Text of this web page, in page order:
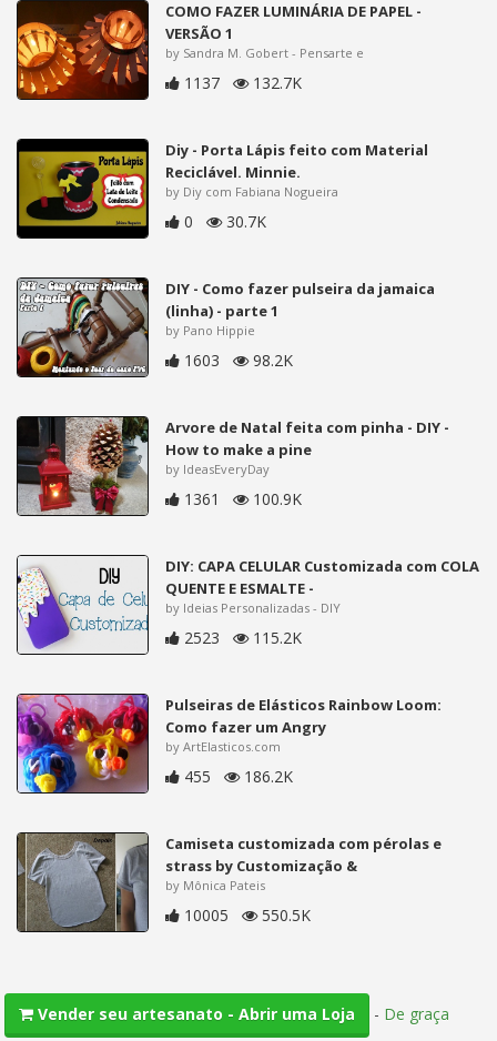
COMO FAZER LUMINÁRIA DE PAPEL -
VERSÃO 1
by Sandra M. Gobert - Pensarte e
1137 132.7K
Diy - Porta Lápis feito com Material
Reciclável. Minnie.
by Diy com Fabiana Nogueira
0 30.7K
DIY - Como fazer pulseira da jamaica
(linha) - parte 1
by Pano Hippie
1603 98.2K
Arvore de Natal feita com pinha - DIY -
How to make a pine
by IdeasEveryDay
1361 100.9K
DIY: CAPA CELULAR Customizada com COLA
QUENTE E ESMALTE -
by Ideias Personalizadas - DIY
2523 115.2K
Pulseiras de Elásticos Rainbow Loom:
Como fazer um Angry
by ArtElasticos.com
455 186.2K
Camiseta customizada com pérolas e
strass by Customização &
by Mônica Pateis
10005 550.5K
Vender seu artesanato - Abrir uma Loja - De graça